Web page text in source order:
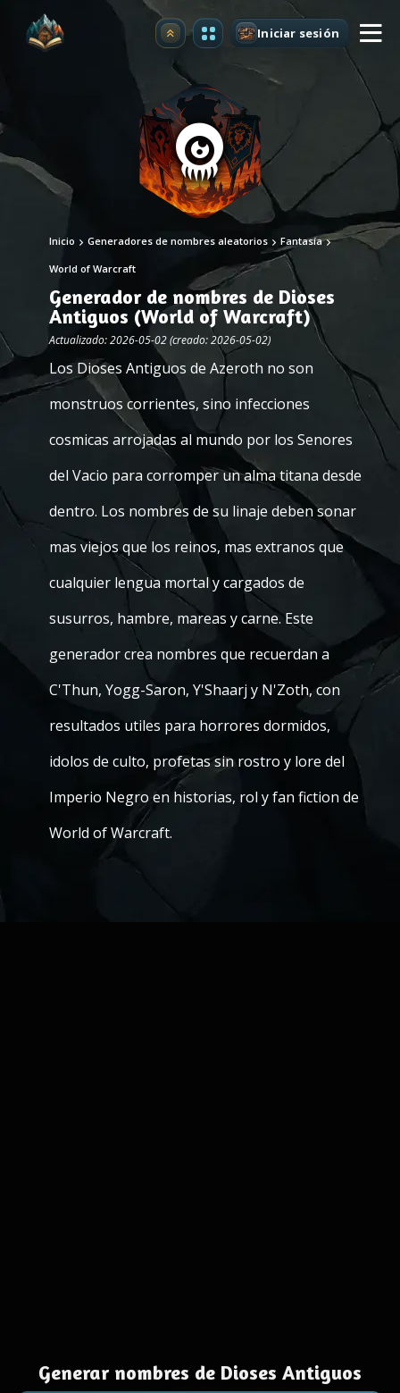
Mejorar Iniciar sesión
Inicio Generadores de nombres aleatorios Fantasía
World of Warcraft
Generador de nombres de Dioses
Antiguos (World of Warcraft)
Actualizado: 2026-05-02 (creado: 2026-05-02)
Los Dioses Antiguos de Azeroth no son
monstruos corrientes, sino infecciones
cosmicas arrojadas al mundo por los Senores
del Vacio para corromper un alma titana desde
dentro. Los nombres de su linaje deben sonar
mas viejos que los reinos, mas extranos que
cualquier lengua mortal y cargados de
susurros, hambre, mareas y carne. Este
generador crea nombres que recuerdan a
C'Thun, Yogg-Saron, Y'Shaarj y N'Zoth, con
resultados utiles para horrores dormidos,
idolos de culto, profetas sin rostro y lore del
Imperio Negro en historias, rol y fan fiction de
World of Warcraft.
Generar nombres de Dioses Antiguos